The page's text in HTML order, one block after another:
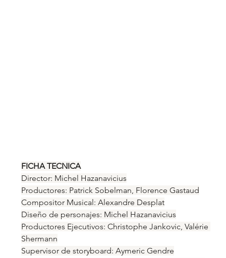
FICHA TECNICA
Director: Michel Hazanavicius
Productores: Patrick Sobelman, Florence Gastaud
Compositor Musical: Alexandre Desplat
Diseño de personajes: Michel Hazanavicius
Productores Ejecutivos: Christophe Jankovic, Valérie
Shermann
Supervisor de storyboard: Aymeric Gendre